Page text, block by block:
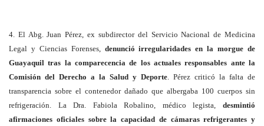
4. El Abg. Juan Pérez, ex subdirector del Servicio Nacional de Medicina
Legal y Ciencias Forenses, denunció irregularidades en la morgue de
Guayaquil tras la comparecencia de los actuales responsables ante la
Comisión del Derecho a la Salud y Deporte . Pérez criticó la falta de
transparencia sobre el contenedor dañado que albergaba 100 cuerpos sin
refrigeración. La Dra. Fabiola Robalino, médico legista, desmintió
afirmaciones oficiales sobre la capacidad de cámaras refrigerantes y